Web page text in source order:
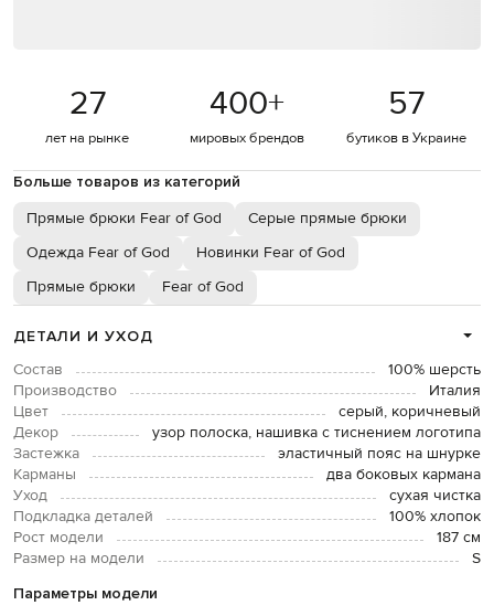
27
лет на рынке
400+
мировых брендов
57
бутиков в Украине
Больше товаров из категорий
Прямые брюки Fear of God
Серые прямые брюки
Одежда Fear of God
Новинки Fear of God
Прямые брюки
Fear of God
ДЕТАЛИ И УХОД
Состав
100% шерсть
Производство
Италия
Цвет
серый, коричневый
Декор
узор полоска, нашивка с тиснением логотипа
Застежка
эластичный пояс на шнурке
Карманы
два боковых кармана
Уход
сухая чистка
Подкладка деталей
100% хлопок
Рост модели
187 см
Размер на модели
S
Параметры модели